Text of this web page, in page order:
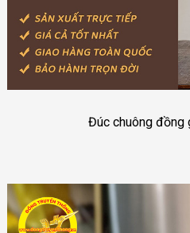
Đúc chuông đồng